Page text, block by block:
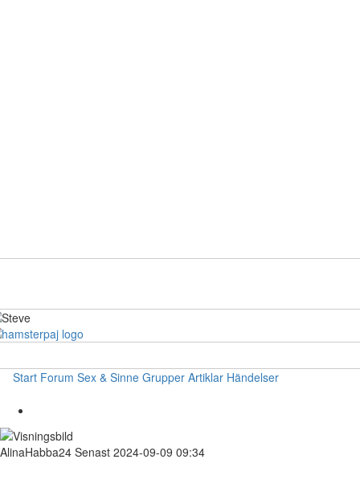
Start Forum Sex & Sinne Grupper Artiklar Händelser
AlinaHabba24 Senast 2024-09-09 09:34